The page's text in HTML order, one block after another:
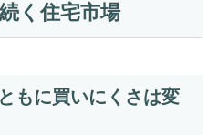
く住宅市場
もに買いにくさは変